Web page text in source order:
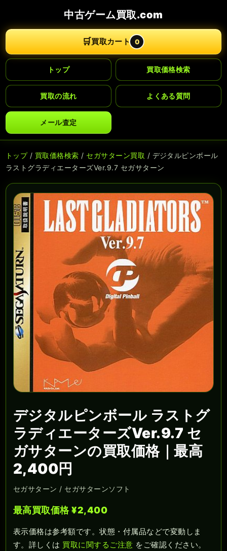
中古ゲーム買取.com
🛒買取カート 0
トップ 買取価格検索
買取の流れ よくある質問
メール査定
トップ/ 買取価格検索 / セガサターン買取 / デジタルピンボール
ラストグラディエーターズVer.9.7 セガサターン
デジタルピンボール ラストグ
ラディエーターズVer.9.7 セ
ガサターンの買取価格｜最高
2,400円
セガサターン / セガサターンソフト
最高買取価格 ¥2,400
表示価格は参考額です。状態・付属品などで変動しま
す。詳しくは 買取に関するご注意 をご確認ください。